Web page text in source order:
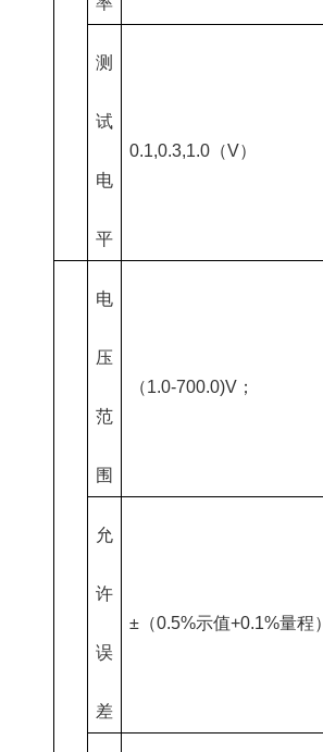
测
试
电
平
0.1,0.3,1.0（V）
电
压
范
围
（1.0-700.0)V；
允
许
误
差
±（0.5%示值+0.1%量程）